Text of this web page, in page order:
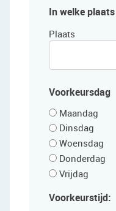
In welke
Plaats
Voorkeursdag
Maandag
Dinsdag
Woensdag
Donderdag
Vrijdag
Voorkeurstijd: